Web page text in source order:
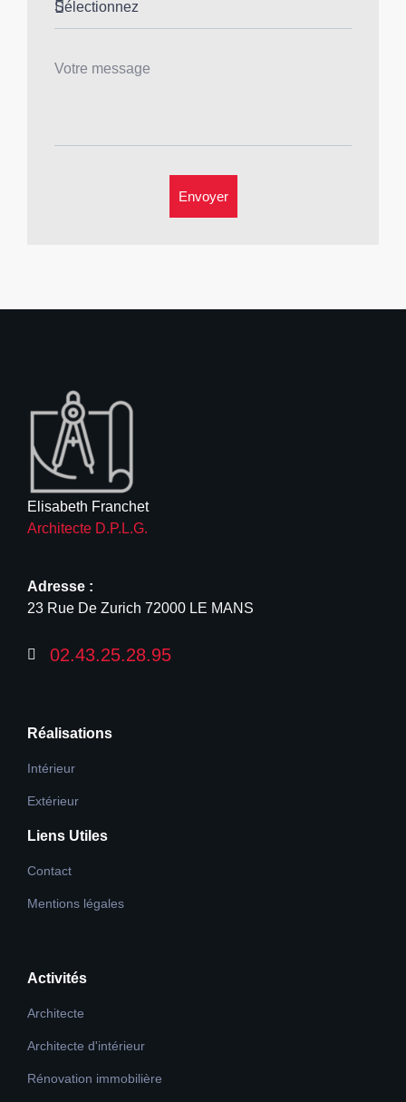
Envoyer
Elisabeth Franchet
Architecte D.P.L.G.
Adresse :
23 Rue De Zurich 72000 LE MANS
02.43.25.28.95
Réalisations
Intérieur
Extérieur
Liens Utiles
Contact
Mentions légales
Activités
Architecte
Architecte d'intérieur
Rénovation immobilière